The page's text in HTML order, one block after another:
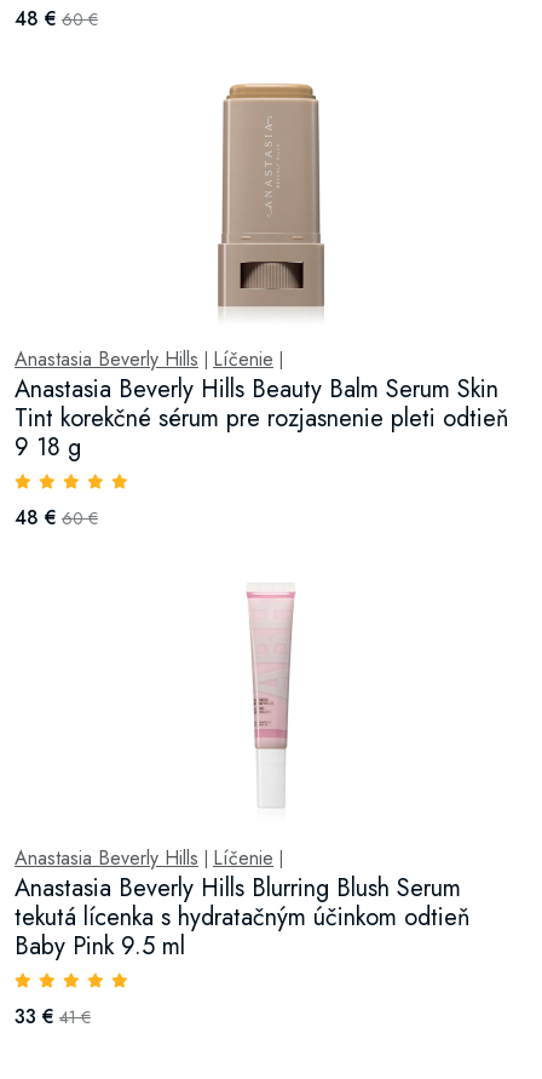
48 € 60 €
Anastasia Beverly Hills Líčenie
Anastasia Beverly Hills Beauty Balm Serum Skin
Tint korekčné sérum pre rozjasnenie pleti odtieň
9 18 g
48 € 60 €
Anastasia Beverly Hills Líčenie
Anastasia Beverly Hills Blurring Blush Serum
tekutá lícenka s hydratačným účinkom odtieň
Baby Pink 9.5 ml
33 € 41 €